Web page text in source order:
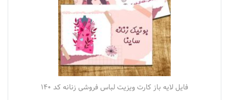
فایل لایه باز کارت ویزیت لباس فروشی زنانه کد ۱۴۰